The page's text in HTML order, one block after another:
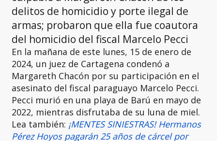
delitos de homicidio y porte ilegal de
armas; probaron que ella fue coautora
del homicidio del fiscal Marcelo Pecci
En la mañana de este lunes, 15 de enero de
2024, un juez de Cartagena condenó a
Margareth Chacón por su participación en el
asesinato del fiscal paraguayo Marcelo Pecci.
Pecci murió en una playa de Barú en mayo de
2022, mientras disfrutaba de su luna de miel.
Lea también: ¡MENTES SINIESTRAS! Hermanos
Pérez Hoyos pagarán 25 años de cárcel por